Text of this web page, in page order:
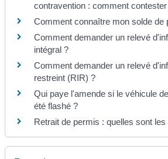
contravention : comment
Comment connaître mon solde de
Comment demander un relevé
intégral ?
Comment demander un relevé
restreint (RIR) ?
Qui paye l'amende si le véhicule
été flashé ?
Retrait de permis : quelles sont les